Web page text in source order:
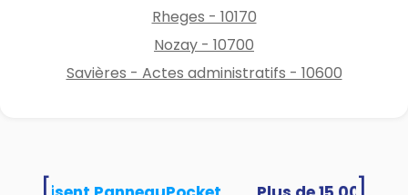
Rheges - 10170
Nozay - 10700
Savières - Actes administratifs - 10600